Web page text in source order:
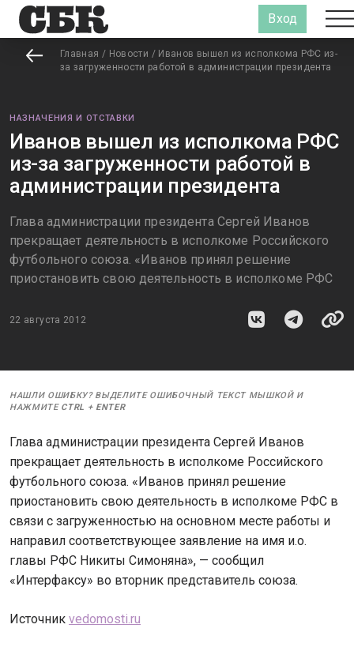
Вход
Главная / Новости / Иванов вышел из исполкома РФС из-
за загруженности работой в администрации президента
НАЗНАЧЕНИЯ И ОТСТАВКИ
Иванов вышел из исполкома РФС
из-за загруженности работой в
администрации президента
Глава администрации президента Сергей Иванов
прекращает деятельность в исполкоме Российского
футбольного союза. «Иванов принял решение
приостановить свою деятельность в исполкоме РФС
22 августа 2012
НАШЛИ ОШИБКУ? ВЫДЕЛИТЕ ОШИБОЧНЫЙ ТЕКСТ МЫШКОЙ И
НАЖМИТЕ CTRL + ENTER
Глава администрации президента Сергей Иванов
прекращает деятельность в исполкоме Российского
футбольного союза. «Иванов принял решение
приостановить свою деятельность в исполкоме РФС в
связи с загруженностью на основном месте работы и
направил соответствующее заявление на имя и.о.
главы РФС Никиты Симоняна», — сообщил
«Интерфаксу» во вторник представитель союза.
Источник vedomosti.ru